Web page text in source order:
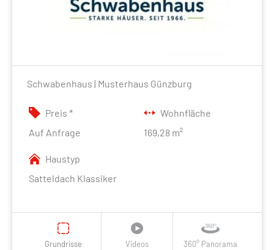
Schwabenhaus | Musterhaus Günzburg
Preis *
Auf Anfrage
Wohnfläche
169,28 m²
Haustyp
Satteldach Klassiker
Grundrisse Videos 360° Panorama